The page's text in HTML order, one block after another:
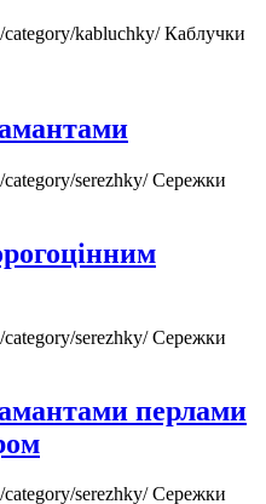
category/kabluchky/Каблучки
serezhky/Сережки
serezhky/Сережки
перлами
serezhky/Сережки